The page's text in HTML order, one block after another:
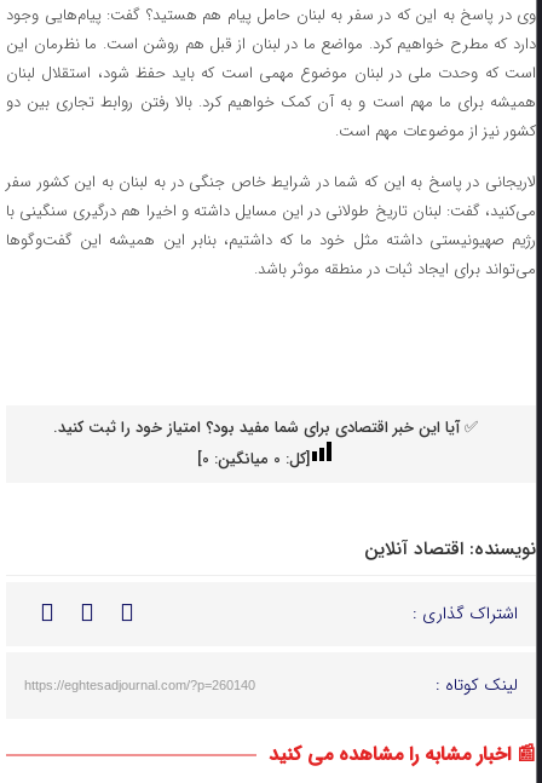
وی در پاسخ به این که در سفر به لبنان حامل پیام هم هستید؟ گفت: پیام‌هایی وجود
دارد که مطرح خواهیم کرد. مواضع ما در لبنان از قبل هم روشن است. ما نظرمان این
است که وحدت ملی در لبنان موضوع مهمی است که باید حفظ شود، استقلال لبنان
همیشه برای ما مهم است و به آن کمک خواهیم کرد. بالا رفتن روابط تجاری بین دو
کشور نیز از موضوعات مهم است.
لاریجانی در پاسخ به این که شما در شرایط خاص جنگی در به لبنان به این کشور سفر
می‌کنید، گفت: لبنان تاریخ طولانی در این مسایل داشته و اخیرا هم درگیری سنگینی با
رژیم صهیونیستی داشته مثل خود ما که داشتیم، بنابر این همیشه این گفت‌و‌گو‌ها
می‌تواند برای ایجاد ثبات در منطقه موثر باشد.
✅ آیا این خبر اقتصادی برای شما مفید بود؟ امتیاز خود را ثبت کنید.
[کل: 0میانگین: 0
]
نویسنده: اقتصاد آنلاین
اشتراک گذاری :
لینک کوتاه : https://eghtesadjournal.com/?p=260140
📰 اخبار مشابه را مشاهده می کنید